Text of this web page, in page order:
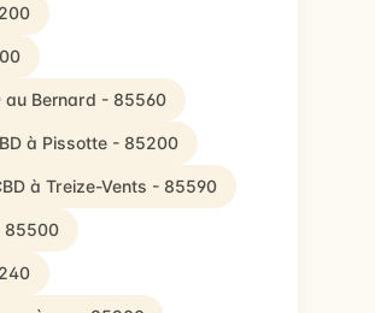
au Bernard - 85560
à Pissotte - 85200
à Treize-Vents - 85590
85500